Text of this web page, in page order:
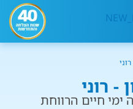
רוני
- רוני
חיים הרווחת